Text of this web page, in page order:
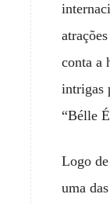
conta a
intrigas
“Bélle
Logo
uma